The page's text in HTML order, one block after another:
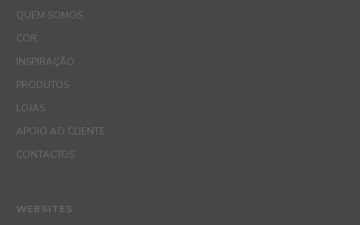
QUEM SOMOS
COR
INSPIRAÇÃO
PRODUTOS
LOJAS
APOIO AO CLIENTE
CONTACTOS
WEBSITES